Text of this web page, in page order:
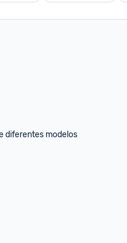
diferentes modelos